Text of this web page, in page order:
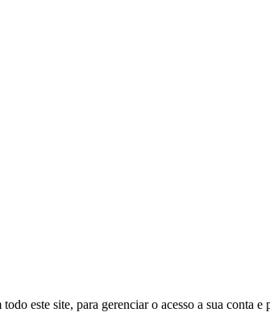
este site, para gerenciar o acesso a sua conta